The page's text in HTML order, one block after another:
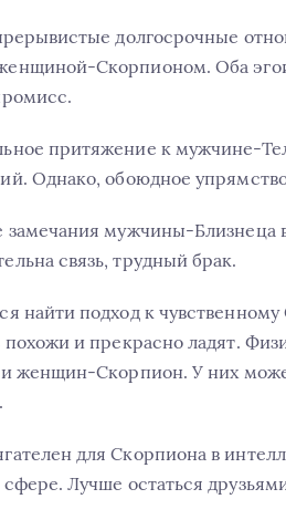
долгосрочные
Скорпионом. Оба
притяжение к мужчине-
Однако, обоюдное
замечания мужчины-Близнеца
связь, трудный брак.
найти подход к
и прекрасно ладят.
женщин-Скорпион. У них
для Скорпиона в
Лучше остаться